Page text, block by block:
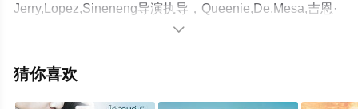
Jerry,Lopez,Sineneng导演执导，Queenie,De,Mesa,吉恩·
拉尤格,希娜·科尔,Ralph,Engle等演员精彩演绎的菲律宾电
院，更多剧情信息可移步至豆瓣电影、电视猫或剧情网等

猜你喜欢